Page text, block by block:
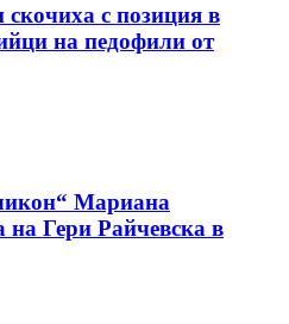
с позиция в
на педофили от
Мариана
Гери Райчевска в